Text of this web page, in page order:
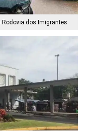
Rodovia dos Imigrantes